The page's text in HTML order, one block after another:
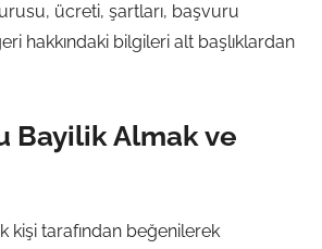
ücreti, şartları, başvuru
hakkındaki bilgileri alt başlıklardan
Bayilik Almak ve
kişi tarafından beğenilerek